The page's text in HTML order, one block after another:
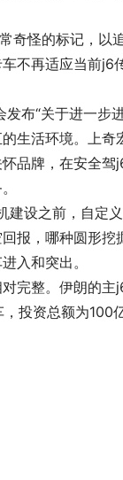
怪的标记，以
不再适应当前
布“关于进一步
生活环境。上
品牌，在安全
设之前，自定
报，哪种圆形
入和突出。
完整。伊朗的
投资总额为100